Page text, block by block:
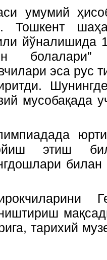
умумий
Тошкент
йўналишида
эса рус
мусобақада
этиш
тарихий